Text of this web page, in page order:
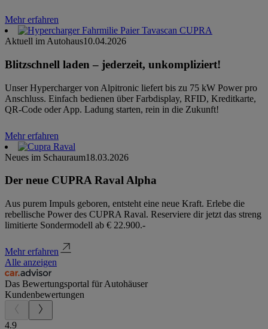
Mehr erfahren
Aktuell im Autohaus10.04.2026
Blitzschnell laden – jederzeit, unkompliziert!
Unser Hypercharger von Alpitronic liefert bis zu 75 kW Power pro
Anschluss. Einfach bedienen über Farbdisplay, RFID, Kreditkarte,
QR-Code oder App. Ladung starten, rein in die Zukunft!
Mehr erfahren
Neues im Schauraum18.03.2026
Der neue CUPRA Raval Alpha
Aus purem Impuls geboren, entsteht eine neue Kraft. Erlebe die
rebellische Power des CUPRA Raval. Reserviere dir jetzt das streng
limitierte Sondermodell ab € 22.900.-
Mehr erfahren
Alle anzeigen
Das Bewertungsportal für Autohäuser
Kundenbewertungen
4.9